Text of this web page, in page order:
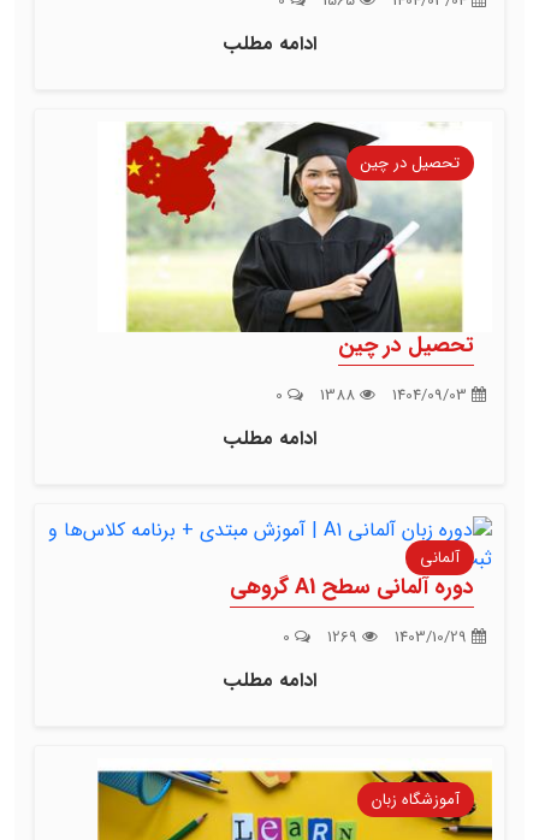
ادامه مطلب
تحصیل در چین
تحصیل در چین
ادامه مطلب
آلمانی
دوره آلمانی سطح A1 گروهی
ادامه مطلب
آموزشگاه زبان